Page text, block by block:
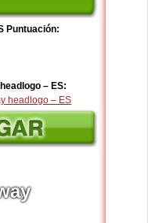
Puntuación:
– ES: